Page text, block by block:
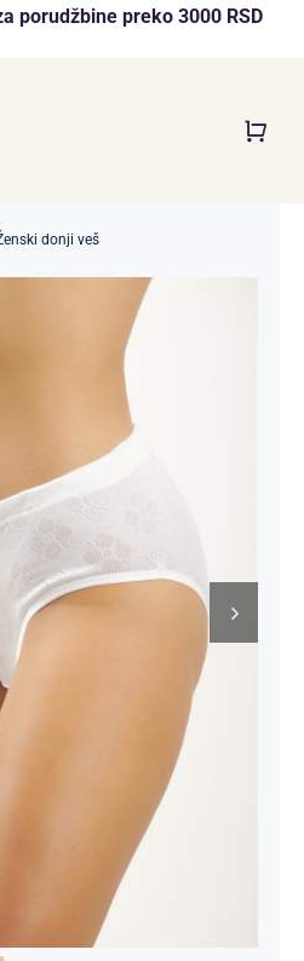
porudžbine preko 3000 RSD
donji veš